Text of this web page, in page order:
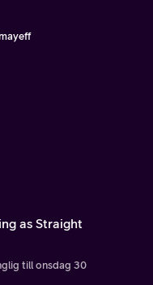
as Straight
till onsdag 30